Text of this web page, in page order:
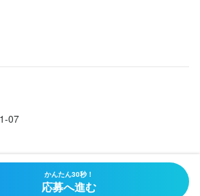
07
かんたん30秒！
応募へ進む
、
務をお願いいたします。
ネージャーからしっかり教わる事ができ
を覚えて頂けます。ご安心ください。